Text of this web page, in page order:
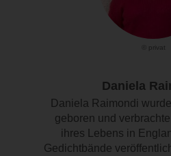
© privat
Daniela
Daniela Raimondi
geboren und
ihres Lebens in
Gedichtbände